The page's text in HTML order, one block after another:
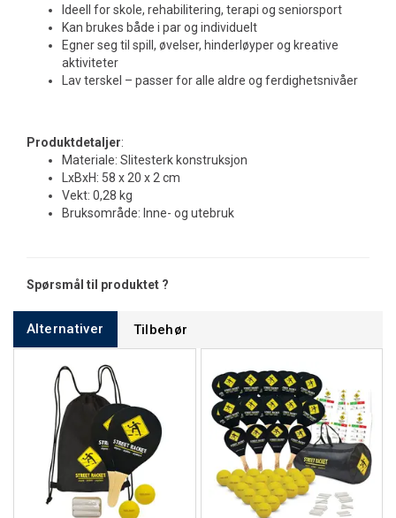
Ideell for skole, rehabilitering, terapi og seniorsport
Kan brukes både i par og individuelt
Egner seg til spill, øvelser, hinderløyper og kreative
aktiviteter
Lav terskel – passer for alle aldre og ferdighetsnivåer
Produktdetaljer:
Materiale: Slitesterk konstruksjon
LxBxH: 58 x 20 x 2 cm
Vekt: 0,28 kg
Bruksområde: Inne- og utebruk
Spørsmål til produktet ?
Alternativer Tilbehør